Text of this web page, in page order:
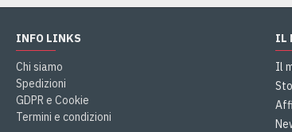
INFO LINKS
Chi siamo
Spedizioni
GDPR e Cookie
Termini e condizioni
IL
Il